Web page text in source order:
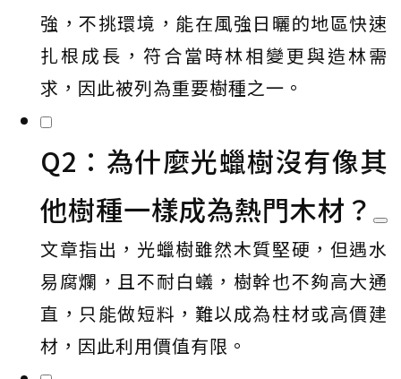
強，不挑環境，能在風強日曬的地區快速
扎根成長，符合當時林相變更與造林需
求，因此被列為重要樹種之一。
Q2：為什麼光蠟樹沒有像其
他樹種一樣成為熱門木材？
文章指出，光蠟樹雖然木質堅硬，但遇水
易腐爛，且不耐白蟻，樹幹也不夠高大通
直，只能做短料，難以成為柱材或高價建
材，因此利用價值有限。